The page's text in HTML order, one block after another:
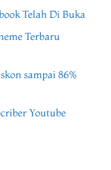
Telah Di Buka
Terbaru
sampai 86%
Youtube